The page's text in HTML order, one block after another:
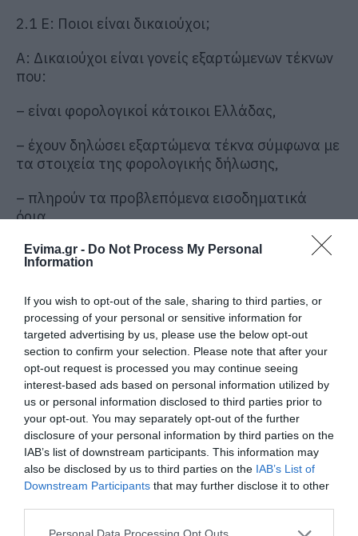
Evima.gr - Do Not Process My Personal
Information
If you wish to opt-out of the sale, sharing to third parties, or
processing of your personal or sensitive information for
targeted advertising by us, please use the below opt-out
section to confirm your selection. Please note that after your
opt-out request is processed you may continue seeing
interest-based ads based on personal information utilized by
us or personal information disclosed to third parties prior to
your opt-out. You may separately opt-out of the further
disclosure of your personal information by third parties on the
IAB’s list of downstream participants. This information may
also be disclosed by us to third parties on the IAB’s List of
Downstream Participants that may further disclose it to other
Please note that this website/app uses one or more Google
2.1 Ε: Ποιοι είναι δικαιούχοι;
Α: Δικαιούχοι είναι γονείς εξαρτώμενων τέκνων
που:
– είναι φορολογικοί κάτοικοι Ελλάδας,
– έχουν δηλώσει εξαρτώμενα τέκνα σύμφωνα με
τα στοιχεία της φορολογικής δήλωσης,
– πληρούν τα προβλεπόμενα εισοδηματικά
όρια.
2.2 Ε: Ποιο είναι το εισοδηματικό όριο για
έγγαμους ή μέρη συμφώνου συμβίωσης;
Α: Για έγγαμους ή μέρη συμφώνου συμβίωσης, το
εισοδηματικό όριο είναι 40.000 ευρώ για το
πρώτο εξαρτώμενο τέκνο, προσαυξανόμενο
κατά 5.000 ευρώ για κάθε επιπλέον εξαρτώμενο
τέκνο πέραν του πρώτου. Παραδείγματα:
– Με 1 παιδί: όριο 40.000 ευρώ.
– Με 2 παιδιά: όριο 45.000 ευρώ.
– Με 3 παιδιά: όριο 50.000 ευρώ.
2.3 Ε: Ποιο είναι το εισοδηματικό όριο για